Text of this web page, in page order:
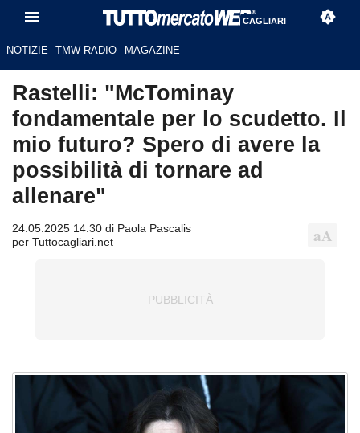
CAGLIARI
NOTIZIE TMW RADIO MAGAZINE
Rastelli: "McTominay
fondamentale per lo scudetto. Il
mio futuro? Spero di avere la
possibilità di tornare ad
allenare"
24.05.2025 14:30 di Paola Pascalis
per Tuttocagliari.net